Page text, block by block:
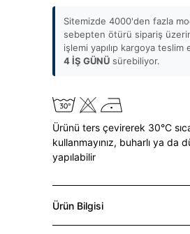
Sitemizde 4000'den fazla
sebepten ötürü sipariş
işlemi yapılıp kargoya
4 İŞ GÜNÜ sürebiliyor.
Ürünü ters çevirerek 30°C
kullanmayınız, buharlı ya da
yapılabilir
Ürün Bilgisi